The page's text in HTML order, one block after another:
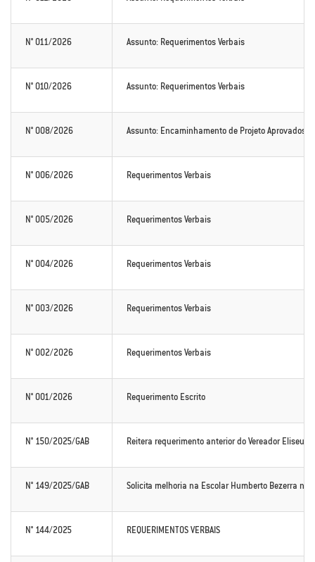
N° 011/2026 Assunto: Requerimentos Verbais
N° 010/2026 Assunto: Requerimentos Verbais
N° 008/2026 Assunto: Encaminhamento de Projeto Aprovados
N° 006/2026 Requerimentos Verbais
N° 005/2026 Requerimentos Verbais
N° 004/2026 Requerimentos Verbais
N° 003/2026 Requerimentos Verbais
N° 002/2026 Requerimentos Verbais
N° 001/2026 Requerimento Escrito
N° 150/2025/GAB Reitera requerimento anterior do Vereador Eliseu
N° 149/2025/GAB Solicita melhoria na Escolar Humberto Bezerra
N° 144/2025 REQUERIMENTOS VERBAIS